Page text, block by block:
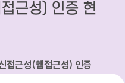
근성) 인증 현
접근성(웹접근성) 인증